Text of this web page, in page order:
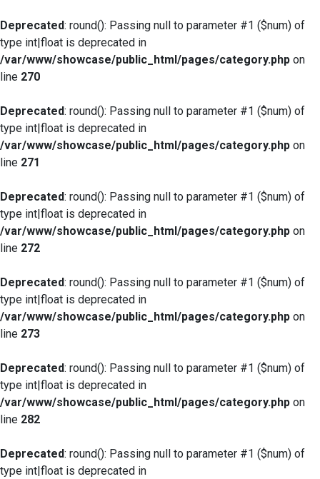
Deprecated: round(): Passing null to parameter #1 ($num) of
type int|float is deprecated in
/var/www/showcase/public_html/pages/category.php on
line 270
Deprecated: round(): Passing null to parameter #1 ($num) of
type int|float is deprecated in
/var/www/showcase/public_html/pages/category.php on
line 271
Deprecated: round(): Passing null to parameter #1 ($num) of
type int|float is deprecated in
/var/www/showcase/public_html/pages/category.php on
line 272
Deprecated: round(): Passing null to parameter #1 ($num) of
type int|float is deprecated in
/var/www/showcase/public_html/pages/category.php on
line 273
Deprecated: round(): Passing null to parameter #1 ($num) of
type int|float is deprecated in
/var/www/showcase/public_html/pages/category.php on
line 282
Deprecated: round(): Passing null to parameter #1 ($num) of
type int|float is deprecated in